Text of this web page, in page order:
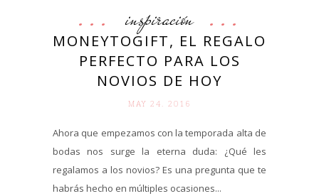
inspiración
MONEYTOGIFT, EL REGALO
PERFECTO PARA LOS
NOVIOS DE HOY
MAY 24. 2016
Ahora que empezamos con la temporada alta de
bodas nos surge la eterna duda: ¿Qué les
regalamos a los novios? Es una pregunta que te
habrás hecho en múltiples ocasiones...